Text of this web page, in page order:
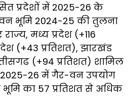
प्रदेशों में 2025-26 के
वन भूमि 2024-25 की तुलना
मध्य प्रदेश (+116
(+43 प्रतिशत), झारखंड
(+94 प्रतिशत) शामिल
26 में गैर-वन उपयोग
का 57 प्रतिशत से अधिक